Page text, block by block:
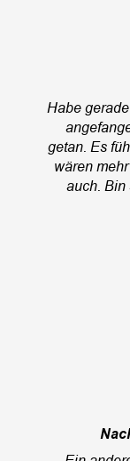
Habe
getan. Es
wären
auch. Bin